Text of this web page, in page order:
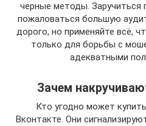
черные методы. Заручиться
пожаловаться большую
дорого, но применяйте всё,
только для борьбы с
адекватными
Зачем
Кто угодно может
Вконтакте. Они